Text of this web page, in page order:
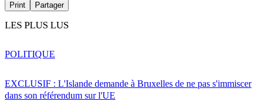
Print Partager
LES PLUS LUS
EXCLUSIF : L'Islande demande à Bruxelles de ne pas s'immiscer
dans son référendum sur l'UE
POLITIQUE